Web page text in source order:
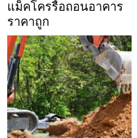
แม็คโครรื้อถอนอาคาร
ราคาถูก